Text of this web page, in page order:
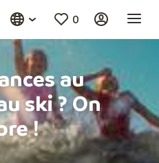
0
au
ski ? On
!